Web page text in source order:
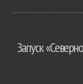
Запуск